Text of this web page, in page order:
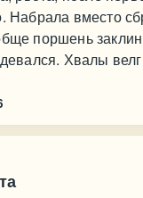
вместо
поршень
Хвалы